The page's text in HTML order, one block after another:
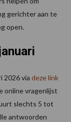
gerichter aan te
open.
2026 via deze link
online vragenlijst
slechts 5 tot
antwoorden